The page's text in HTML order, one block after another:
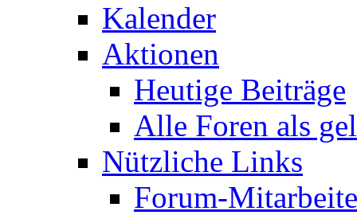
Kalender
Aktionen
Heutige Beiträge
Alle Foren als
Nützliche Links
Forum-